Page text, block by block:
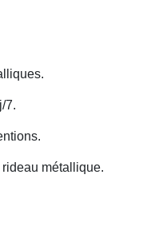
7.
métallique.